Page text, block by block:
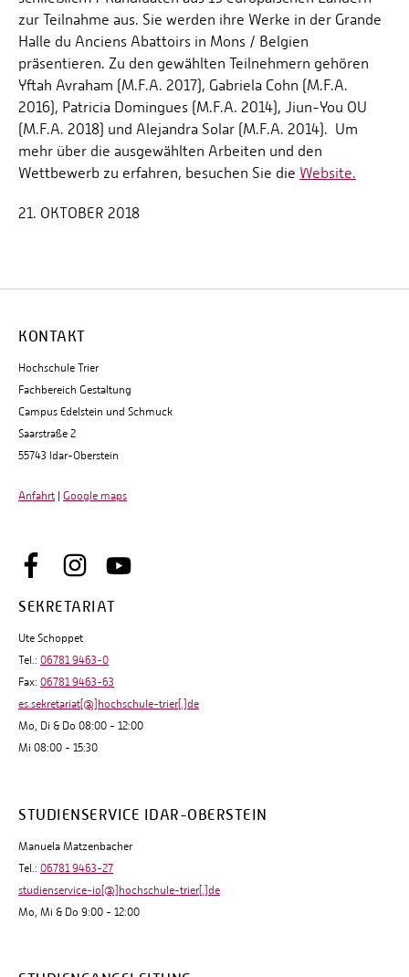
zur Teilnahme aus. Sie werden ihre Werke in der Grande
Halle du Anciens Abattoirs in Mons / Belgien
präsentieren. Zu den gewählten Teilnehmern gehören
Yftah Avraham (M.F.A. 2017), Gabriela Cohn (M.F.A.
2016), Patricia Domingues (M.F.A. 2014), Jiun-You OU
(M.F.A. 2018) und Alejandra Solar (M.F.A. 2014). Um
mehr über die ausgewählten Arbeiten und den
Wettbewerb zu erfahren, besuchen Sie die Website.
21. OKTOBER 2018
KONTAKT
Hochschule Trier
Fachbereich Gestaltung
Campus Edelstein und Schmuck
Saarstraße 2
55743 Idar-Oberstein
Anfahrt Google maps
SEKRETARIAT
Ute Schoppet
Tel.: 06781 9463-0
Fax: 06781 9463-63
es.sekretariat[@]hochschule-trier[.]de
Mo, Di & Do 08:00 - 12:00
Mi 08:00 - 15:30
STUDIENSERVICE IDAR-OBERSTEIN
Manuela Matzenbacher
Tel.: 06781 9463-27
studienservice-io[@]hochschule-trier[.]de
Mo, Mi & Do 9:00 - 12:00